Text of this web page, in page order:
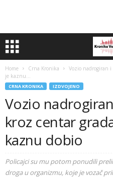
Home Crna Kronika
Vozio nadrogiran
je kaznu...
CRNA KRONIKA IZDVOJENO
Vozio
kroz centar
kaznu dobio
Policajci su mu potom ponudili
droga u organizmu, koje je vozač